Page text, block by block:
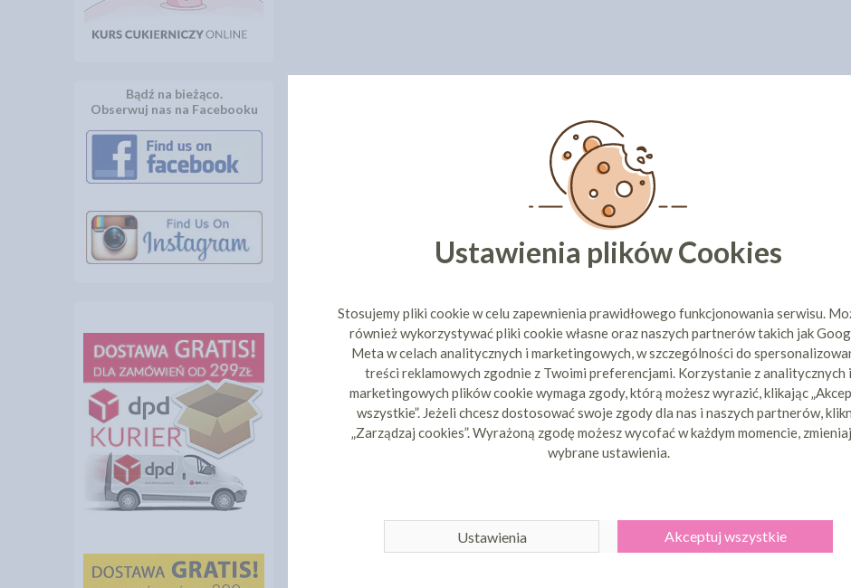
Bądź na bieżąco.
Obserwuj nas na Facebooku
Ustawienia plików Cookies
Stosujemy pliki cookie w celu zapewnienia prawidłowego funkcjonowania serwisu.
również wykorzystywać pliki cookie własne oraz naszych partnerów takich jak
Meta w celach analitycznych i marketingowych, w szczególności do
treści reklamowych zgodnie z Twoimi preferencjami. Korzystanie z analitycznych i
marketingowych plików cookie wymaga zgody, którą możesz wyrazić, klikając
wszystkie”. Jeżeli chcesz dostosować swoje zgody dla nas i naszych partnerów,
„Zarządzaj cookies”. Wyrażoną zgodę możesz wycofać w każdym momencie,
wybrane ustawienia.
Ustawienia Akceptuj wszystkie